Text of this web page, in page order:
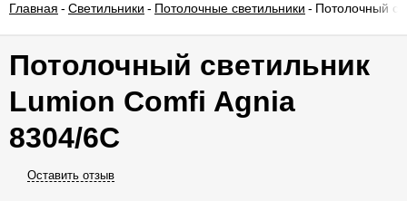
О
Главная - Светильники - Потолочные светильники - Потолочный
Потолочный светильник
Lumion Comfi Agnia
8304/6C
Оставить отзыв